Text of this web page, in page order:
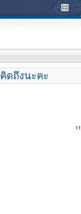
คิดถึงนะคะ